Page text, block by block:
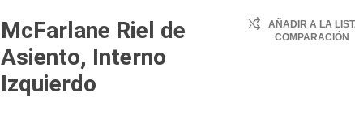
McFarlane Riel de
Asiento, Interno
Izquierdo
AÑADIR A LA
COMPARACIÓN